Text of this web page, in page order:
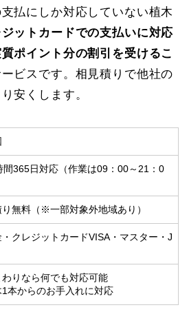
払にしか対応していない植木
ットカードでの支払いに対応
ポイント分の割引を受けるこ
ビスです。相見積りで他社の
安くします。
間365日対応（作業は09：00～21：0
り無料（※一部対象外地域あり）
クレジットカードVISA・マスター・J
わりなら何でも対応可能
1本からのお手入れに対応